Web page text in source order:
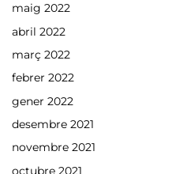
maig 2022
abril 2022
març 2022
febrer 2022
gener 2022
desembre 2021
novembre 2021
octubre 2021